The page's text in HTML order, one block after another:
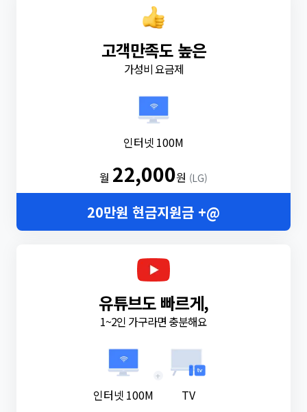
고객만족도 높은
가성비 요금제
인터넷 100M
월 22,000원 (LG)
20만원 현금지원금 +@
유튜브도 빠르게,
1~2인 가구라면 충분해요
인터넷 100M
+
TV